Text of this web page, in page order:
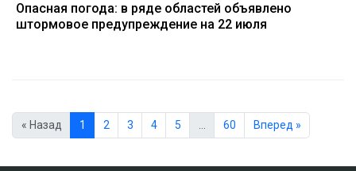
Опасная погода: в ряде областей объявлено
штормовое предупреждение на 22 июля
« Назад 1 2 3 4 5 … 60 Вперед »